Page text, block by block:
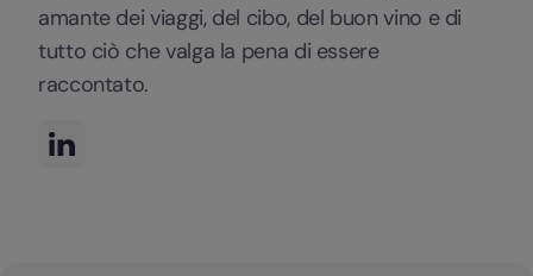
amante dei viaggi, del cibo, del buon vino e di
tutto ciò che valga la pena di essere
raccontato.